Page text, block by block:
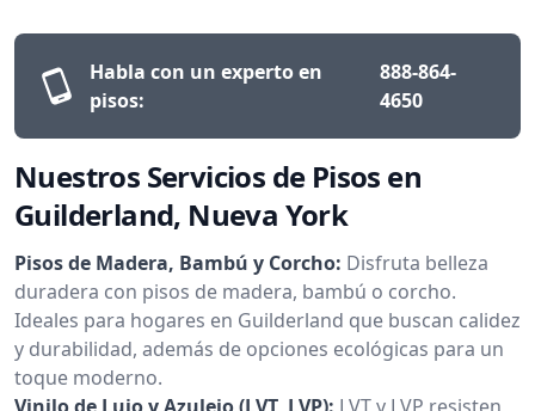
Habla con un experto en
pisos:
888-864-
4650
Nuestros Servicios de Pisos en
Guilderland, Nueva York
Pisos de Madera, Bambú y Corcho: Disfruta belleza
duradera con pisos de madera, bambú o corcho.
Ideales para hogares en Guilderland que buscan calidez
y durabilidad, además de opciones ecológicas para un
toque moderno.